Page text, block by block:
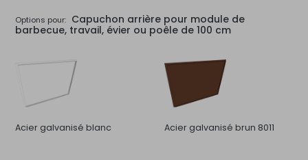
Options pour: Capuchon arrière pour module de
barbecue, travail, évier ou poêle de 100 cm
Acier galvanisé blanc Acier galvanisé brun 8011